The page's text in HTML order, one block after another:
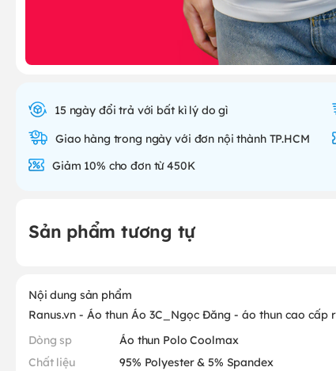
15 ngày đổi trả với bất kì lý do gì
Giao hàng trong ngày với đơn nội thành TP.HCM
Giảm 10% cho đơn từ 450K
Sản phẩm tương tự
Nội dung sản phẩm
Ranus.vn - Áo thun Áo 3C_Ngọc Đăng - áo thun cao cấp
Dòng sp
Áo thun Polo Coolmax
Chất liệu
95% Polyester & 5% Spandex